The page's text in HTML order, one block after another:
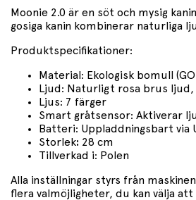
Moonie 2.0 är en söt och mysig
gosiga kanin kombinerar naturliga
Produktspecifikationer:
Material: Ekologisk bomull
Ljud: Naturligt rosa brus
Ljus: 7 färger
Smart gråtsensor: Aktiverar
Batteri: Uppladdningsbart
Storlek: 28 cm
Tillverkad i: Polen
Alla inställningar styrs från
flera valmöjligheter, du kan välja